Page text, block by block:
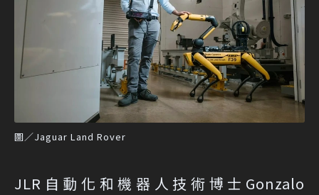
圖／Jaguar Land Rover
JLR自動化和機器人技術博士Gonzalo